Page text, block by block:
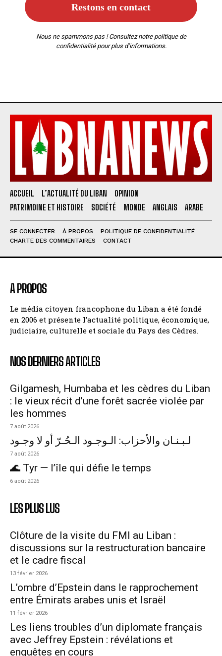
Nous ne spammons pas ! Consultez notre politique de
confidentialitépour plus d’informations.
ACCUEIL L’ACTUALITÉ DU LIBAN
OPINION
PATRIMOINE ET HISTOIRE
SOCIÉTÉ MONDE ANGLAIS ARABE
SE CONNECTER À PROPOS
POLITIQUE DE CONFIDENTIALITÉ
CHARTE DES COMMENTAIRES
CONTACT
A PROPOS
Le média citoyen francophone du Liban a été fondé
en 2006 et présente l’actualité politique, économique,
judiciaire, culturelle et sociale du Pays des Cèdres.
NOS DERNIERS ARTICLES
Gilgamesh, Humbaba et les cèdres du Liban
: le vieux récit d’une forêt sacrée violée par
les hommes
7 août 2026
لـبـنـان والأحزاب: الـوجـود الـحُـرّ أو لا وجـود
7 août 2026
🌊 Tyr — l’île qui défie le temps
6 août 2026
LES PLUS LUS
Clôture de la visite du FMI au Liban :
discussions sur la restructuration bancaire
et le cadre fiscal
13 février 2026
L’ombre d’Epstein dans le rapprochement
entre Émirats arabes unis et Israël
11 février 2026
Les liens troubles d’un diplomate français
avec Jeffrey Epstein : révélations et
enquêtes en cours